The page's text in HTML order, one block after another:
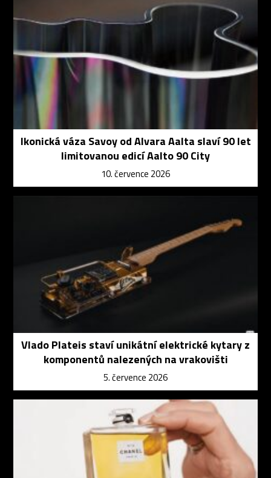
Ikonická váza Savoy od Alvara Aalta slaví 90 let
limitovanou edicí Aalto 90 City
10. července 2026
Vlado Plateis staví unikátní elektrické kytary z
komponentů nalezených na vrakovišti
5. července 2026